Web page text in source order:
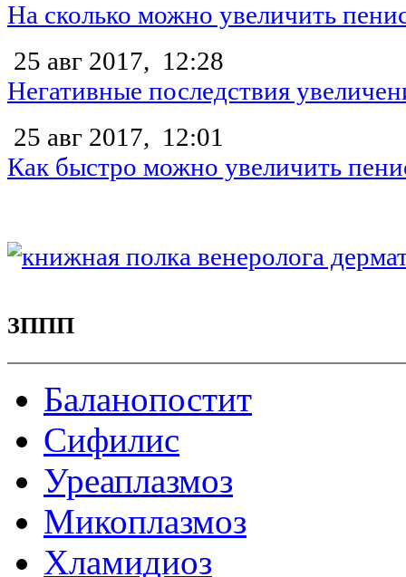
На сколько можно увеличить
25 авг 2017, 12:28
Негативные последствия
25 авг 2017, 12:01
Как быстро можно увеличить
ЗППП
Баланопостит
Сифилис
Уреаплазмоз
Микоплазмоз
Хламидиоз